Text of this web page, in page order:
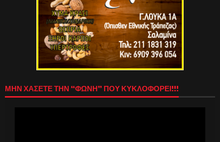
ΜΗΝ ΧΑΣΕΤΕ ΤΗΝ “ΦΩΝΗ” ΠΟΥ ΚΥΚΛΟΦΟΡΕΙ!!!